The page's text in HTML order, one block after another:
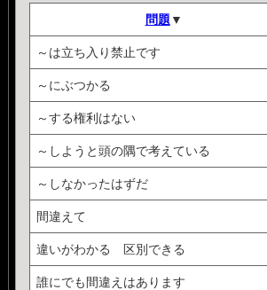
問題 ▼
～は立ち入り禁止です
～にぶつかる
～する権利はない
～しようと頭の隅で考えている
～しなかったはずだ
間違えて
違いがわかる 区別できる
誰にでも間違えはあります